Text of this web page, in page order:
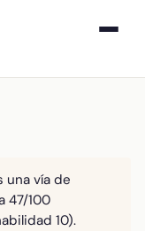
una vía de
47/100
10).